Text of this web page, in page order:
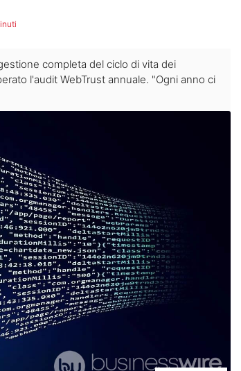
completa del ciclo di vita dei
l'audit WebTrust annuale. "Ogni anno ci